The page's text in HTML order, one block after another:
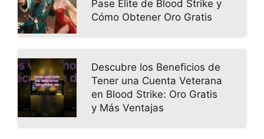
Pase Élite de Blood Strike y
Cómo Obtener Oro Gratis
Descubre los Beneficios de
Tener una Cuenta Veterana
en Blood Strike: Oro Gratis
y Más Ventajas